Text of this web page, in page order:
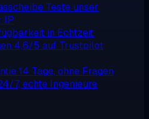
Teste unser
IP
in Echtzeit
4,6/5 auf Trustpilot
14 Tage, ohne Fragen
7, echte Ingenieure